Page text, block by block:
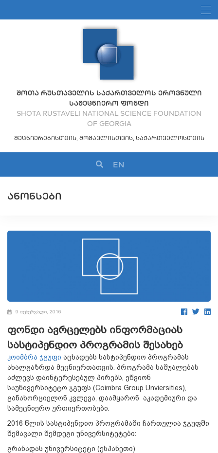
ᲨᲝᲗᲐ ᲠᲣᲡᲗᲐᲕᲔᲚᲘᲡ ᲡᲐᲥᲐᲠᲗᲕᲔᲚᲝᲡ ᲔᲠᲝᲕᲜᲣᲚᲘ
ᲡᲐᲛᲔᲪᲜᲘᲔᲠᲝ ᲤᲝᲜᲓᲘ
SHOTA RUSTAVELI NATIONAL SCIENCE FOUNDATION
OF GEORGIA
ᲛᲔᲪᲜᲘᲔᲠᲔᲑᲘᲡᲗᲕᲘᲡ, ᲛᲝᲛᲐᲕᲚᲘᲡᲗᲕᲘᲡ, ᲡᲐᲥᲐᲠᲗᲕᲔᲚᲝᲡᲗᲕᲘᲡ
EN
ᲐᲜᲝᲜᲡᲔᲑᲘ
9 თებერვალი, 2016
ფონდი ავრცელებს ინფორმაციას
სასტიპენდიო პროგრამის შესახებ
კოიმბრა ჯგუფი აცხადებს სასტიპენდიო პროგრამას
ახალგაზრდა მეცნიერთათვის. პროგრამა საშუალებას
აძლევს დაინტერესებულ პირებს, ეწვიონ
საუნივერსიტეტო ჯგუფს (Coimbra Group Unviersities),
განახორციელონ კვლევა, დაამყარონ აკადემიური და
სამეცნიერო ურთიერთობები.
2016 წლის სასტიპენდიო პროგრამაში ჩართულია ჯგუფში
შემავალი შემდეგი უნივერსიტეტები:
გრანადას უნივერსიტეტი (ესპანეთი)